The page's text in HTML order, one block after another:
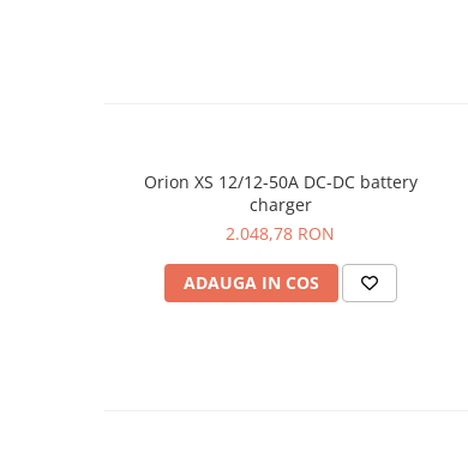
Orion XS 12/12-50A DC-DC battery
charger
2.048,78 RON
ADAUGA IN COS